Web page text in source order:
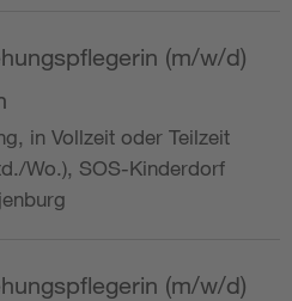
(m/w/d)
in Vollzeit oder Teilzeit
Wo.), SOS-Kinderdorf
(m/w/d)